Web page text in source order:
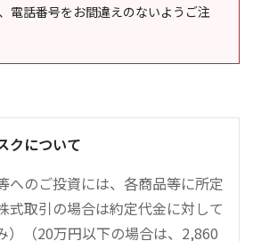
電話番号をお間違えのないようご注
クについて
へのご投資には、各商品等に所定
式取引の場合は約定代金に対して
）（20万円以下の場合は、2,860